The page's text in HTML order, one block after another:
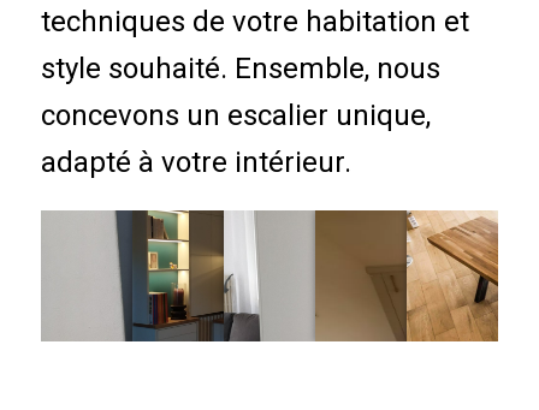
techniques de votre habitation et
style souhaité. Ensemble, nous
concevons un escalier unique,
adapté à votre intérieur.